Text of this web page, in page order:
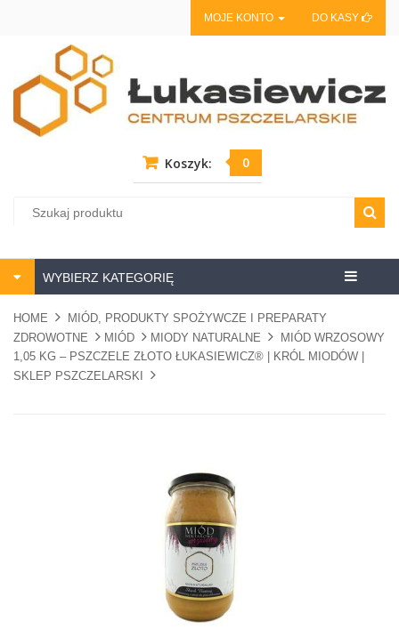
MOJE KONTO DO KASY
Koszyk: 0
Centrum
WYBIERZ KATEGORIĘ
HOME
MIÓD, PRODUKTY SPOŻYWCZE I PREPARATY
ZDROWOTNE
MIÓD MIODY NATURALNE
MIÓD WRZOSOWY
1,05 KG – PSZCZELE ZŁOTO ŁUKASIEWICZ® | KRÓL MIODÓW |
SKLEP PSZCZELARSKI